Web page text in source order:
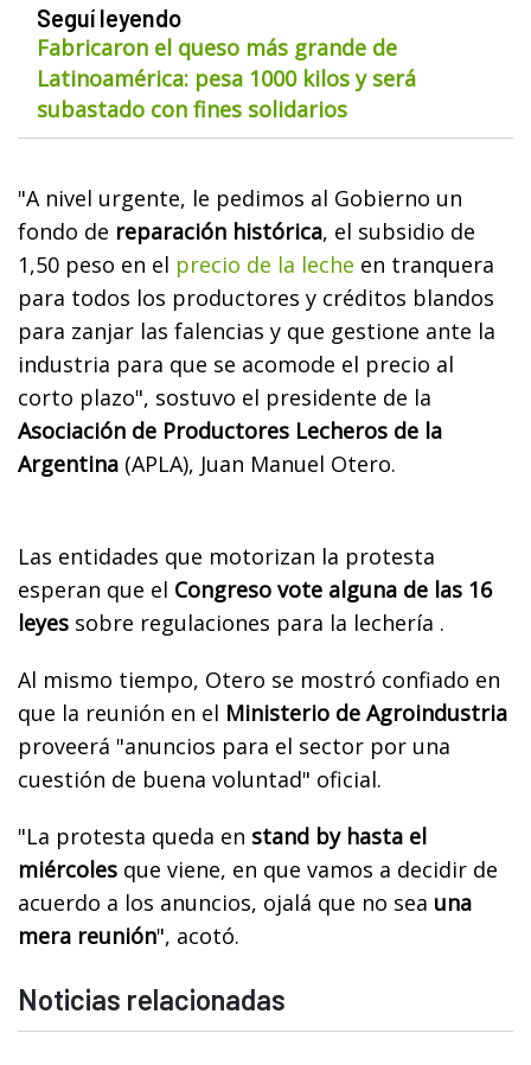
Seguí leyendo
Fabricaron el queso más grande de
Latinoamérica: pesa 1000 kilos y será
subastado con fines solidarios
"A nivel urgente, le pedimos al Gobierno un
fondo de reparación histórica, el subsidio de
1,50 peso en el precio de la leche en tranquera
para todos los productores y créditos blandos
para zanjar las falencias y que gestione ante la
industria para que se acomode el precio al
corto plazo", sostuvo el presidente de la
Asociación de Productores Lecheros de la
Argentina (APLA), Juan Manuel Otero.
Las entidades que motorizan la protesta
esperan que el Congreso vote alguna de las 16
leyes sobre regulaciones para la lechería .
Al mismo tiempo, Otero se mostró confiado en
que la reunión en el Ministerio de Agroindustria
proveerá "anuncios para el sector por una
cuestión de buena voluntad" oficial.
"La protesta queda en stand by hasta el
miércoles que viene, en que vamos a decidir de
acuerdo a los anuncios, ojalá que no sea una
mera reunión", acotó.
Noticias relacionadas